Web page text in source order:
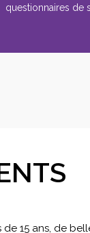
questionnaires de
15 ans, de